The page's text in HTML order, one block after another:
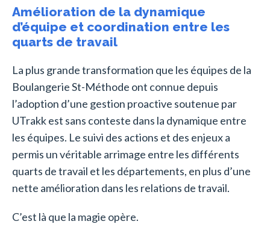
Amélioration de la dynamique
d’équipe et coordination entre les
quarts de travail
La plus grande transformation que les équipes de la
Boulangerie St-Méthode ont connue depuis
l’adoption d’une gestion proactive soutenue par
UTrakk est sans conteste dans la dynamique entre
les équipes. Le suivi des actions et des enjeux a
permis un véritable arrimage entre les différents
quarts de travail et les départements, en plus d’une
nette amélioration dans les relations de travail.
C’est là que la magie opère.